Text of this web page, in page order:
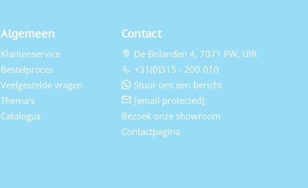
Algemeen
Klantenservice
Bestelproces
Veelgestelde vragen
Thema's
Catalogus
Contact
De Bolanden 4, 7071 PW, Ulft
+31(0)315 - 200 010
Stuur ons een bericht
[email protected]
Bezoek onze showroom
Contactpagina